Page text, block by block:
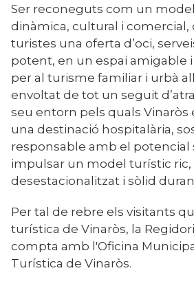
Ser reconeguts com un
dinàmica, cultural i comercial,
turistes una oferta d’oci,
potent, en un espai amigable
per al turisme familiar i urbà
envoltat de tot un seguit
seu entorn pels quals Vinaròs
una destinació hospitalària,
responsable amb el
impulsar un model turístic ric,
desestacionalitzat i sòlid
Per tal de rebre els visitants
turística de Vinaròs, la
compta amb l'Oficina
Turística de Vinaròs.